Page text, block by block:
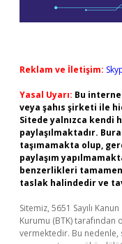
Reklam ve İletişim:
Yasal Uyarı: Bu
veya şahıs şirketi ile
Sitede yalnızca kendi
paylaşılmaktadır.
taşımamakta olup,
paylaşım
benzerlikleri
taslak halindedir ve
Sitemiz, 5651 Sayılı
Kurumu (BTK) tarafından
vermektedir. Bu